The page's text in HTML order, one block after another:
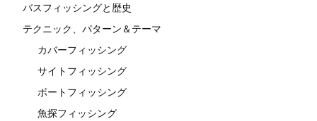
バスフィッシングと歴史
テクニック、パターン＆テーマ
カバーフィッシング
サイトフィッシング
ボートフィッシング
魚探フィッシング